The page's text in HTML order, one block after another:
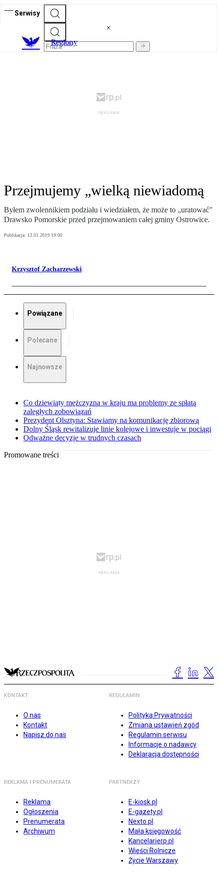
Serwisy
Regiony
Przejmujemy „wielką niewiadomą
Byłem zwolennikiem podziału i wiedziałem, że może to „uratować"
Drawsko Pomorskie przed przejmowaniem całej gminy Ostrowice.
Publikacja: 13.01.2019 19:00
Krzysztof Zacharzewski
Powiązane
Polecane
Najnowsze
Co dziewiąty mężczyzna w kraju ma problemy ze spłatą
zaległych zobowiązań
Prezydent Olsztyna: Stawiamy na komunikację zbiorową
Dolny Śląsk rewitalizuje linie kolejowe i inwestuje w pociągi
Odważne decyzje w trudnych czasach
Promowane treści
KONTAKT
O nas
Kontakt
Napisz do nas
REGULAMIN
Polityka Prywatności
Zmiana ustawień zgód
Regulamin serwisu
Informacje o nadawcy
Deklaracja dostępności
REKLAMA I PRENUMERATA
Reklama
Ogłoszenia
Prenumerata
Archiwum
PARTNERZY
E-kiosk.pl
E-gazety.pl
Nexto.pl
Mała księgowość
Kancelarierp.pl
Wieści Rolnicze
Życie Warszawy